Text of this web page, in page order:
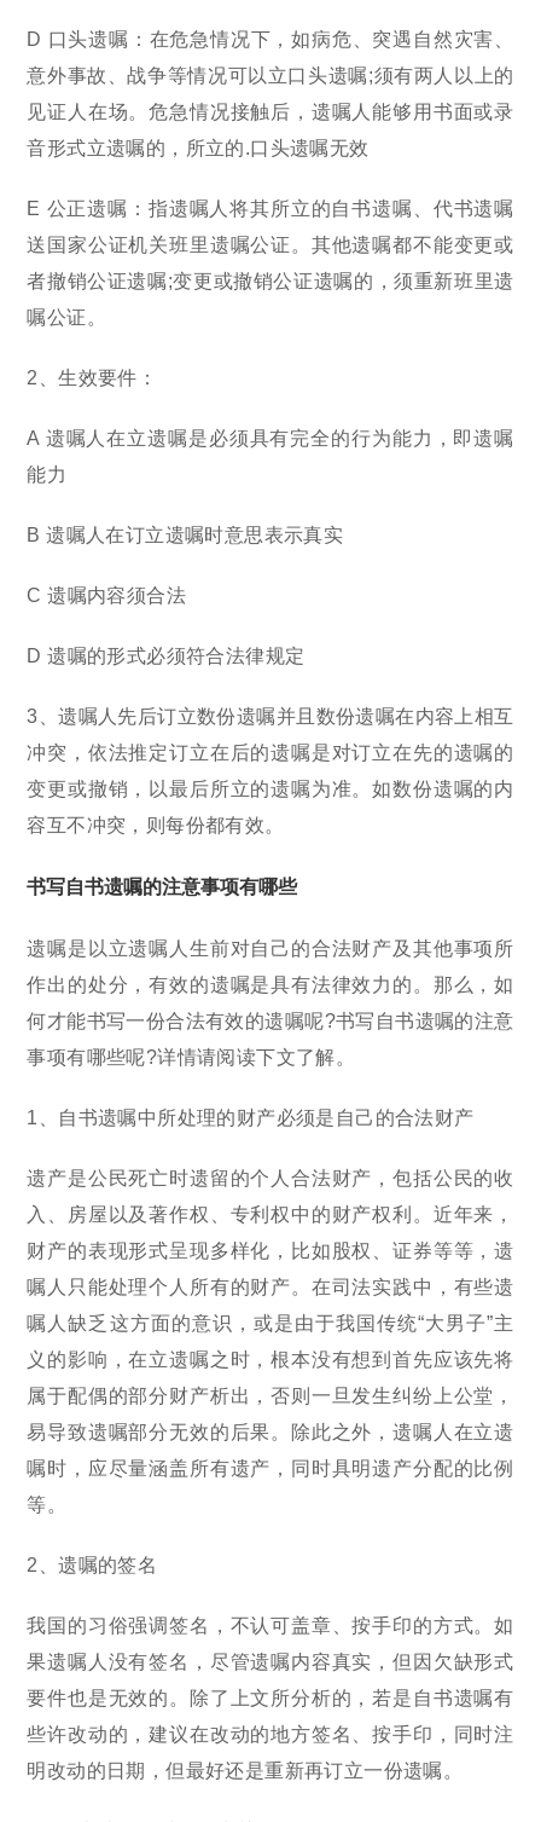
D 口头遗嘱：在危急情况下，如病危、突遇自然灾害、
意外事故、战争等情况可以立口头遗嘱;须有两人以上的
见证人在场。危急情况接触后，遗嘱人能够用书面或录
音形式立遗嘱的，所立的.口头遗嘱无效
E 公正遗嘱：指遗嘱人将其所立的自书遗嘱、代书遗嘱
送国家公证机关班里遗嘱公证。其他遗嘱都不能变更或
者撤销公证遗嘱;变更或撤销公证遗嘱的，须重新班里遗
嘱公证。
2、生效要件：
A 遗嘱人在立遗嘱是必须具有完全的行为能力，即遗嘱
能力
B 遗嘱人在订立遗嘱时意思表示真实
C 遗嘱内容须合法
D 遗嘱的形式必须符合法律规定
3、遗嘱人先后订立数份遗嘱并且数份遗嘱在内容上相互
冲突，依法推定订立在后的遗嘱是对订立在先的遗嘱的
变更或撤销，以最后所立的遗嘱为准。如数份遗嘱的内
容互不冲突，则每份都有效。
书写自书遗嘱的注意事项有哪些
遗嘱是以立遗嘱人生前对自己的合法财产及其他事项所
作出的处分，有效的遗嘱是具有法律效力的。那么，如
何才能书写一份合法有效的遗嘱呢?书写自书遗嘱的注意
事项有哪些呢?详情请阅读下文了解。
1、自书遗嘱中所处理的财产必须是自己的合法财产
遗产是公民死亡时遗留的个人合法财产，包括公民的收
入、房屋以及著作权、专利权中的财产权利。近年来，
财产的表现形式呈现多样化，比如股权、证券等等，遗
嘱人只能处理个人所有的财产。在司法实践中，有些遗
嘱人缺乏这方面的意识，或是由于我国传统“大男子”主
义的影响，在立遗嘱之时，根本没有想到首先应该先将
属于配偶的部分财产析出，否则一旦发生纠纷上公堂，
易导致遗嘱部分无效的后果。除此之外，遗嘱人在立遗
嘱时，应尽量涵盖所有遗产，同时具明遗产分配的比例
等。
2、遗嘱的签名
我国的习俗强调签名，不认可盖章、按手印的方式。如
果遗嘱人没有签名，尽管遗嘱内容真实，但因欠缺形式
要件也是无效的。除了上文所分析的，若是自书遗嘱有
些许改动的，建议在改动的地方签名、按手印，同时注
明改动的日期，但最好还是重新再订立一份遗嘱。